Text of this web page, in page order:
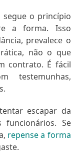
o princípio
a forma. Isso
prevalece o
não o que
contrato. É fácil
testemunhas,
escapar da
Se
repense a forma